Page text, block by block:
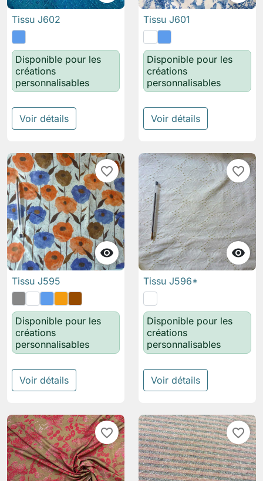
Tissu J602
Disponible pour les
créations
personnalisables
Voir détails
Tissu J601
Disponible pour les
créations
personnalisables
Voir détails

favorite_border
Tissu J595
Disponible pour les
créations
personnalisables
Voir détails

favorite_border
Tissu J596*
Disponible pour les
créations
personnalisables
Voir détails
favorite_border favorite_border